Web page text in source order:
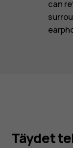
can
Täydet